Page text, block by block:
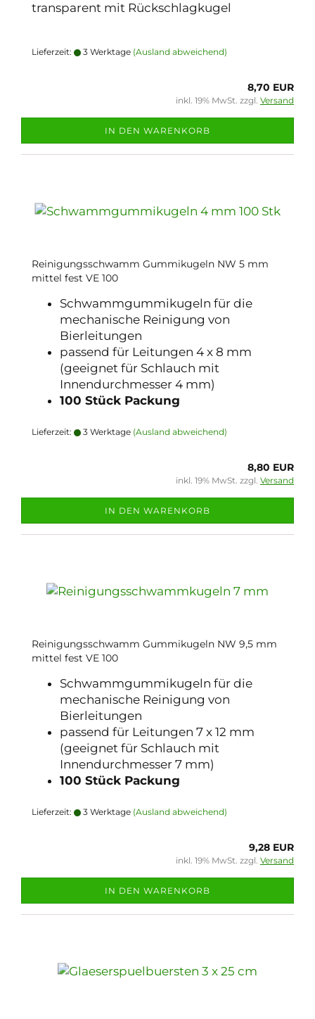
transparent mit Rückschlagkugel
Lieferzeit: 3 Werktage (Ausland abweichend)
8,70 EUR
inkl. 19% MwSt. zzgl. Versand
IN DEN WARENKORB
Reinigungsschwamm Gummikugeln NW 5 mm
mittel fest VE 100
Schwammgummikugeln für die
mechanische Reinigung von
Bierleitungen
passend für Leitungen 4 x 8 mm
(geeignet für Schlauch mit
Innendurchmesser 4 mm)
100 Stück Packung
Lieferzeit: 3 Werktage (Ausland abweichend)
8,80 EUR
inkl. 19% MwSt. zzgl. Versand
IN DEN WARENKORB
Reinigungsschwamm Gummikugeln NW 9,5 mm
mittel fest VE 100
Schwammgummikugeln für die
mechanische Reinigung von
Bierleitungen
passend für Leitungen 7 x 12 mm
(geeignet für Schlauch mit
Innendurchmesser 7 mm)
100 Stück Packung
Lieferzeit: 3 Werktage (Ausland abweichend)
9,28 EUR
inkl. 19% MwSt. zzgl. Versand
IN DEN WARENKORB